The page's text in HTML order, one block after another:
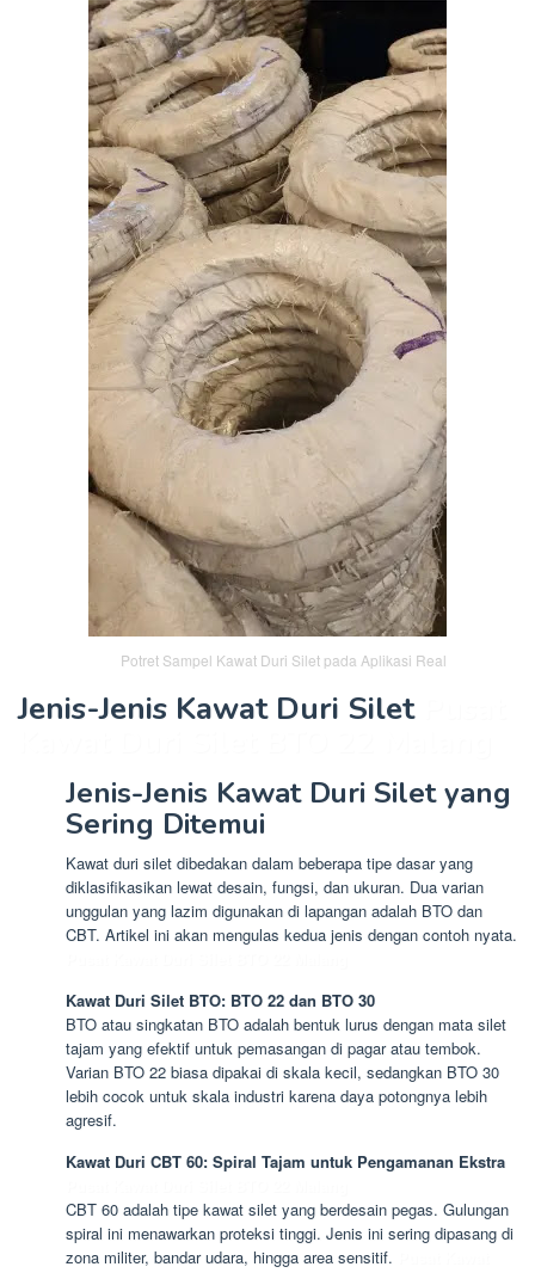
Potret Sampel Kawat Duri Silet pada Aplikasi Real
Jenis-Jenis Kawat Duri Silet
Jenis-Jenis Kawat Duri Silet yang
Sering Ditemui
Kawat duri silet dibedakan dalam beberapa tipe dasar yang
diklasifikasikan lewat desain, fungsi, dan ukuran. Dua varian
unggulan yang lazim digunakan di lapangan adalah BTO dan
CBT. Artikel ini akan mengulas kedua jenis dengan contoh nyata.
Kawat Duri Silet BTO: BTO 22 dan BTO 30
BTO atau singkatan BTO adalah bentuk lurus dengan mata silet
tajam yang efektif untuk pemasangan di pagar atau tembok.
Varian BTO 22 biasa dipakai di skala kecil, sedangkan BTO 30
lebih cocok untuk skala industri karena daya potongnya lebih
agresif.
Kawat Duri CBT 60: Spiral Tajam untuk Pengamanan Ekstra
CBT 60 adalah tipe kawat silet yang berdesain pegas. Gulungan
spiral ini menawarkan proteksi tinggi. Jenis ini sering dipasang di
zona militer, bandar udara, hingga area sensitif.